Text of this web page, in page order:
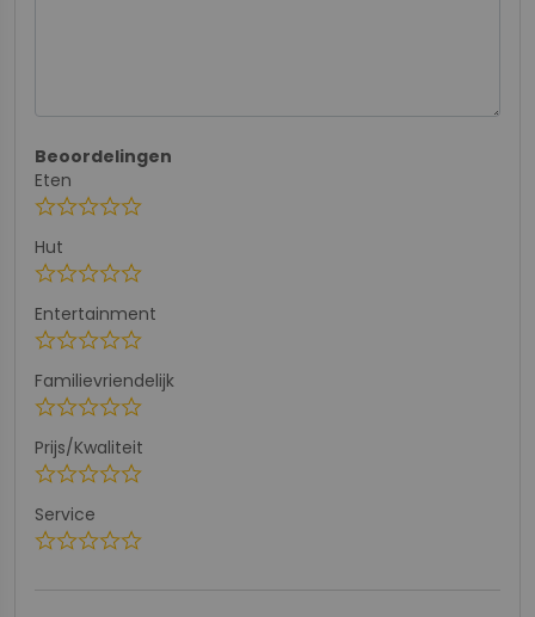
Beoordelingen
Eten
starstarstarstarstar
Hut
starstarstarstarstar
Entertainment
starstarstarstarstar
Familievriendelijk
starstarstarstarstar
Prijs/Kwaliteit
starstarstarstarstar
Service
starstarstarstarstar